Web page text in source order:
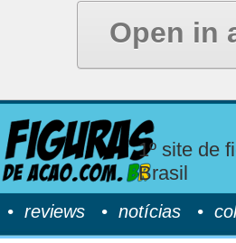
Open in
1º site de
Brasil
• reviews • notícias •